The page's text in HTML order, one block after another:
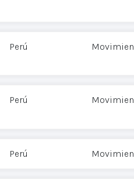
Perú
Perú
Perú